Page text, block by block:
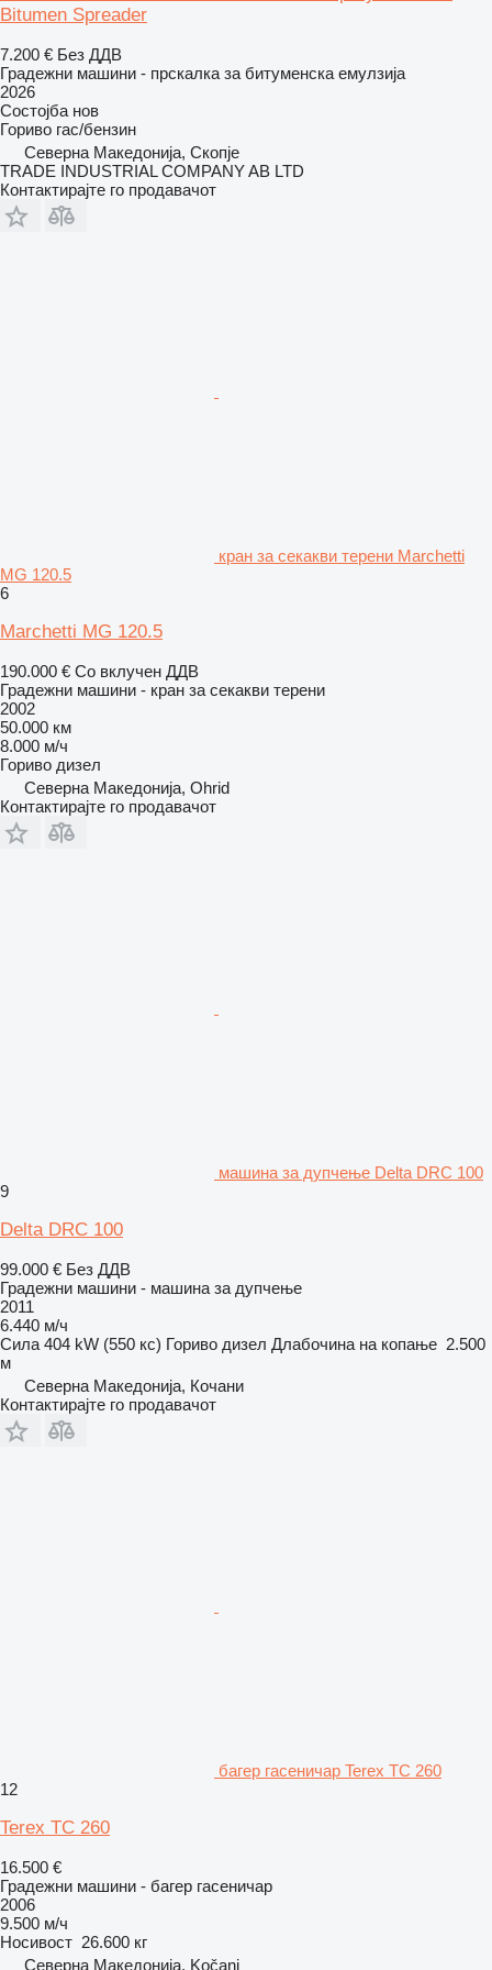
Bitumen Spreader
7.200 € Без ДДВ
Градежни машини - прскалка за битуменска емулзија
2026
Состојба нов
Гориво гас/бензин
Северна Македонија, Скопје
TRADE INDUSTRIAL COMPANY AB LTD
Контактирајте го продавачот
кран за секакви терени Marchetti
MG 120.5
6
Marchetti MG 120.5
190.000 € Со вклучен ДДВ
Градежни машини - кран за секакви терени
2002
50.000 км
8.000 м/ч
Гориво дизел
Северна Македонија, Ohrid
Контактирајте го продавачот
машина за дупчење Delta DRC 100
9
Delta DRC 100
99.000 € Без ДДВ
Градежни машини - машина за дупчење
2011
6.440 м/ч
Сила 404 kW (550 кс) Гориво дизел Длабочина на копање 2.500
м
Северна Македонија, Кочани
Контактирајте го продавачот
багер гасеничар Terex TC 260
12
Terex TC 260
16.500 €
Градежни машини - багер гасеничар
2006
9.500 м/ч
Носивост 26.600 кг
Северна Македонија, Kočani